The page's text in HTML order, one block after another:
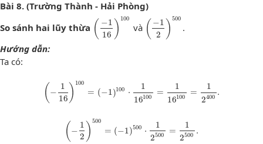
Bài 8. (Trường Thành - Hải Phòng)
So sánh hai lũy thừa ( −1
16 ) 100
(−116 )100và ( −1
2
) 500
(−12)500 .
Hướng dẫn:
Ta có:
( −
1
16 ) 100
= (−1)100 ⋅
1
16100 =
1
16100 =
1
2400 .
(− 16)100 − 1) 100 16 16 12
( −
1
2 ) 500
= (−1 )500 ⋅
1
2500 =
1
2500 .
(− 2)500 − 500 2500 2